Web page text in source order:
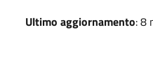
Ultimo aggiornamento: 8